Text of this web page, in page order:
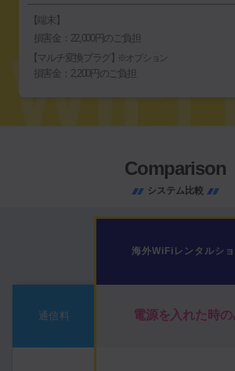
【端末】
損害金：22,000円のご負担
【マルチ変換プラグ】※オプション
損害金：2,200円のご負担
Comparison
システム比較
海外WiFiレンタルシ
通信料 電源を入れた時の